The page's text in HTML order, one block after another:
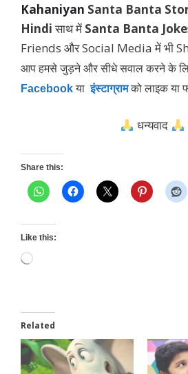
Kahaniyan Santa Banta
Hindiसाथ में Santa Banta
Friends और Social Media में भी
आप हमसे जुड़ने और सीधे सवाल करने के
Facebookयाइंस्टाग्राम को लाइक या
धन्यवाद
Share this:
Like this:
Loading…
Related